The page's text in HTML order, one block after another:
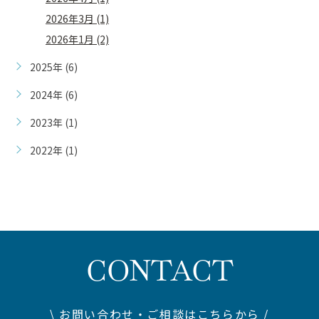
2026年3月 (1)
2026年1月 (2)
2025年 (6)
2024年 (6)
2023年 (1)
2022年 (1)
CONTACT
\ お問い合わせ・ご相談はこちらから /